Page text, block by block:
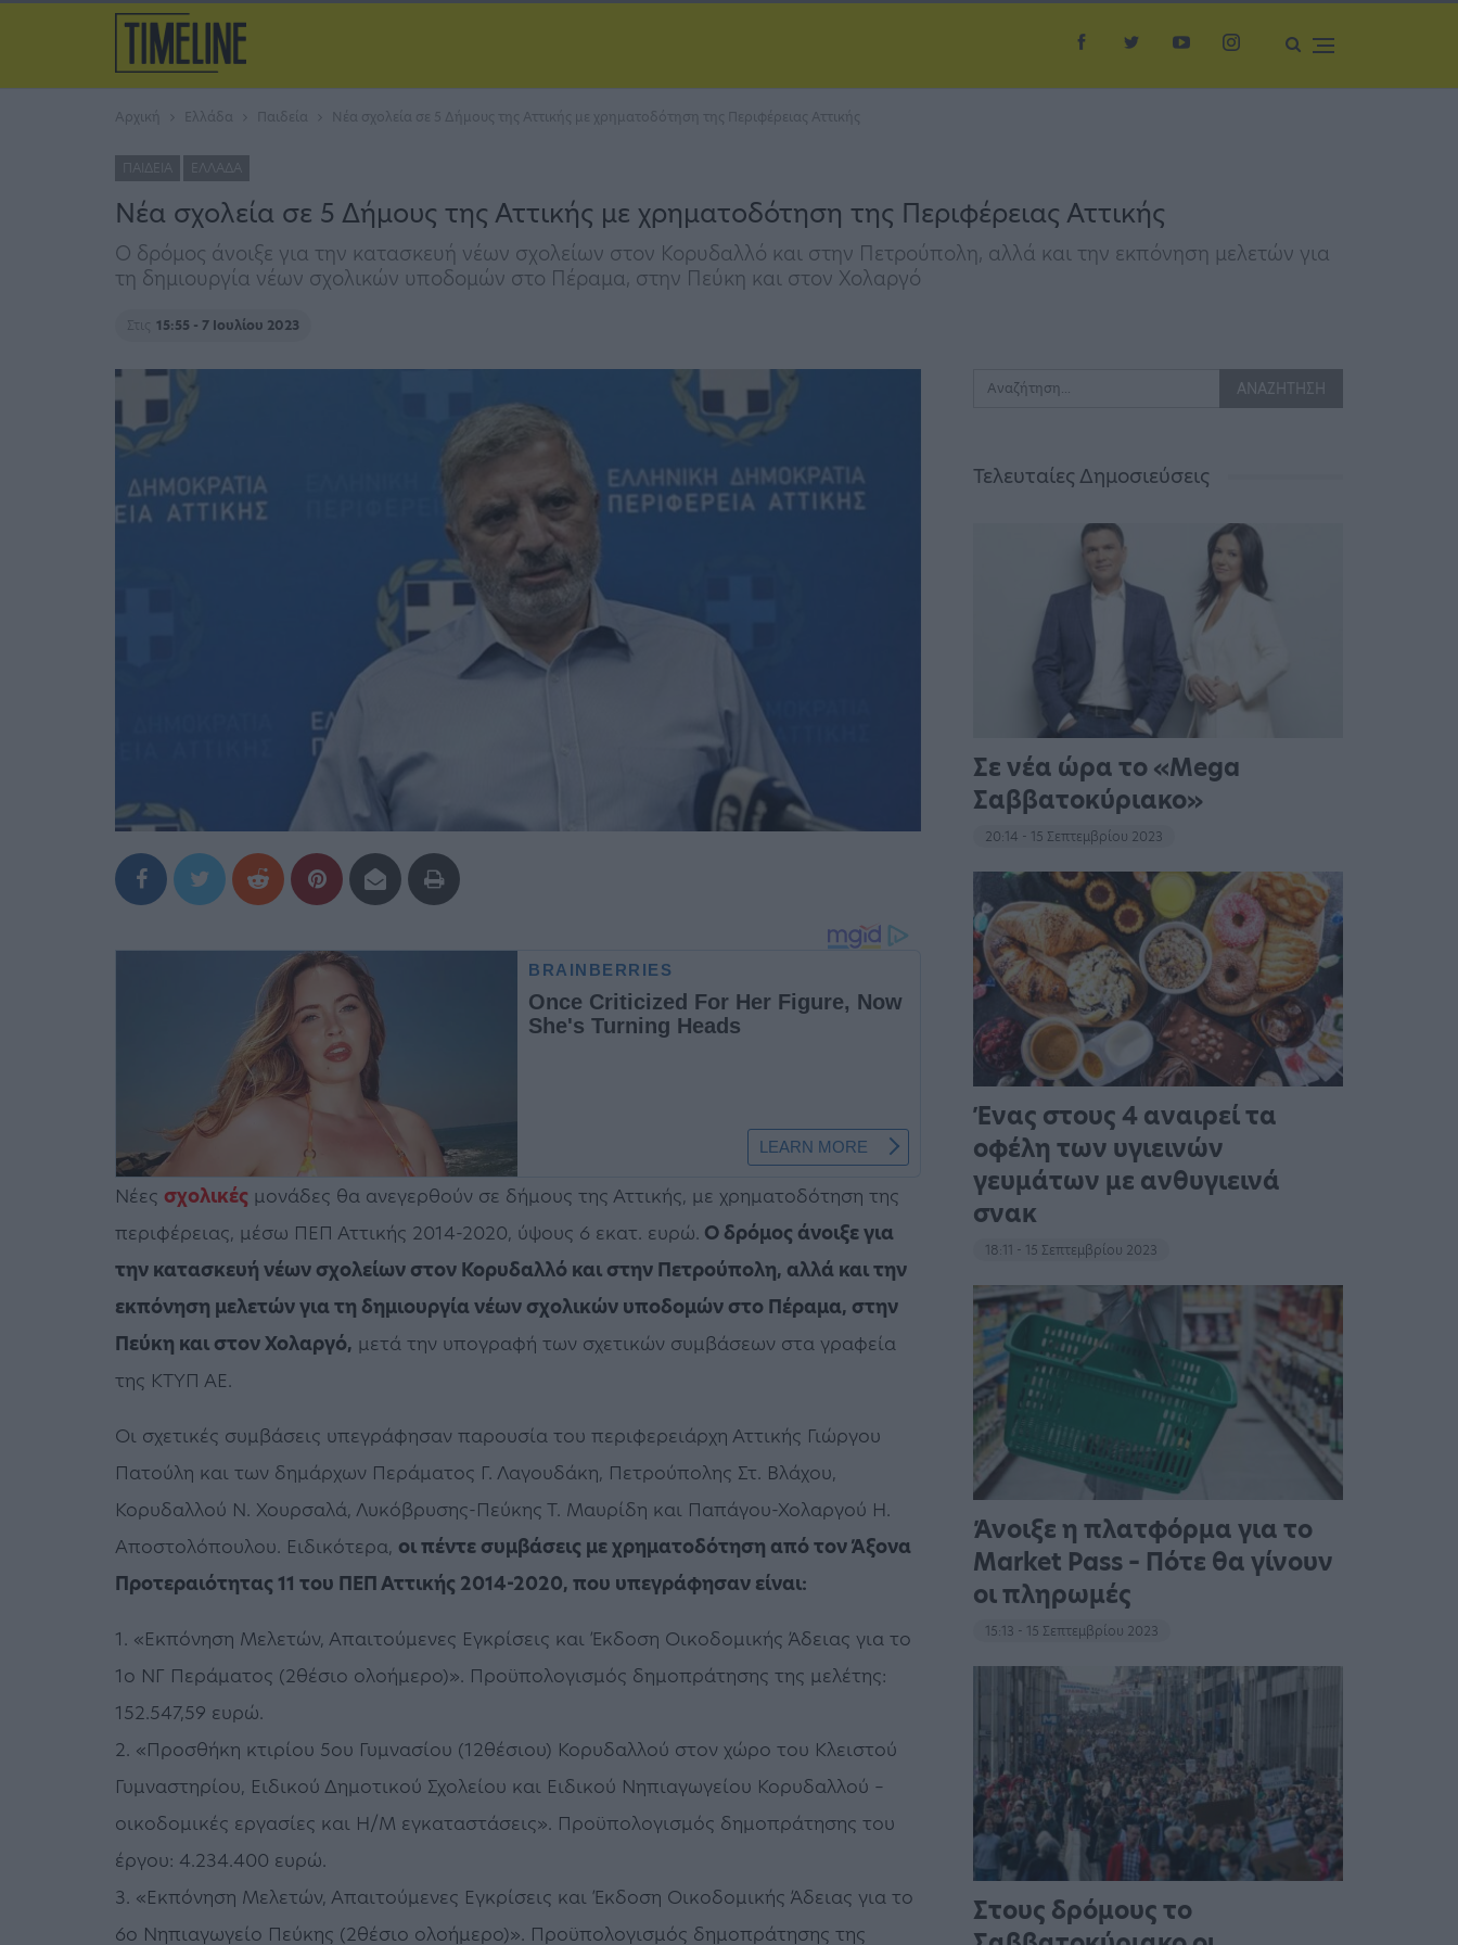
Αρχική Ελλάδα Παιδεία Νέα σχολεία σε 5 Δήμους της Αττικής με χρηματοδότηση της Περιφέρειας Αττικής
ΠΑΙΔΕΊΑ ΕΛΛΆΔΑ
Νέα σχολεία σε 5 Δήμους της Αττικής με χρηματοδότηση της Περιφέρειας Αττικής
Ο δρόμος άνοιξε για την κατασκευή νέων σχολείων στον Κορυδαλλό και στην Πετρούπολη, αλλά και την εκπόνηση μελετών για
τη δημιουργία νέων σχολικών υποδομών στο Πέραμα, στην Πεύκη και στον Χολαργό
Στις 15:55 - 7 Ιουλίου 2023
Νέες σχολικές μονάδες θα ανεγερθούν σε δήμους της Αττικής, με χρηματοδότηση της
περιφέρειας, μέσω ΠΕΠ Αττικής 2014-2020, ύψους 6 εκατ. ευρώ. Ο δρόμος άνοιξε για
την κατασκευή νέων σχολείων στον Κορυδαλλό και στην Πετρούπολη, αλλά και την
εκπόνηση μελετών για τη δημιουργία νέων σχολικών υποδομών στο Πέραμα, στην
Πεύκη και στον Χολαργό, μετά την υπογραφή των σχετικών συμβάσεων στα γραφεία
της ΚΤΥΠ ΑΕ.
Οι σχετικές συμβάσεις υπεγράφησαν παρουσία του περιφερειάρχη Αττικής Γιώργου
Πατούλη και των δημάρχων Περάματος Γ. Λαγουδάκη, Πετρούπολης Στ. Βλάχου,
Κορυδαλλού Ν. Χουρσαλά, Λυκόβρυσης-Πεύκης Τ. Μαυρίδη και Παπάγου-Χολαργού Η.
Αποστολόπουλου. Ειδικότερα, οι πέντε συμβάσεις με χρηματοδότηση από τον Άξονα
Προτεραιότητας 11 του ΠΕΠ Αττικής 2014-2020, που υπεγράφησαν είναι:
1. «Εκπόνηση Μελετών, Απαιτούμενες Εγκρίσεις και Έκδοση Οικοδομικής Άδειας για το
1ο ΝΓ Περάματος (2θέσιο ολοήμερο)». Προϋπολογισμός δημοπράτησης της μελέτης:
152.547,59 ευρώ.
2. «Προσθήκη κτιρίου 5ου Γυμνασίου (12θέσιου) Κορυδαλλού στον χώρο του Κλειστού
Γυμναστηρίου, Ειδικού Δημοτικού Σχολείου και Ειδικού Νηπιαγωγείου Κορυδαλλού –
οικοδομικές εργασίες και Η/Μ εγκαταστάσεις». Προϋπολογισμός δημοπράτησης του
έργου: 4.234.400 ευρώ.
3. «Εκπόνηση Μελετών, Απαιτούμενες Εγκρίσεις και Έκδοση Οικοδομικής Άδειας για το
6ο Νηπιαγωγείο Πεύκης (2θέσιο ολοήμερο)». Προϋπολογισμός δημοπράτησης της
Τελευταίες Δημοσιεύσεις
Σε νέα ώρα το «Mega
Σαββατοκύριακο»
20:14 - 15 Σεπτεμβρίου 2023
Ένας στους 4 αναιρεί τα
οφέλη των υγιεινών
γευμάτων με ανθυγιεινά
σνακ
18:11 - 15 Σεπτεμβρίου 2023
Άνοιξε η πλατφόρμα για το
Market Pass – Πότε θα γίνουν
οι πληρωμές
15:13 - 15 Σεπτεμβρίου 2023
Στους δρόμους το